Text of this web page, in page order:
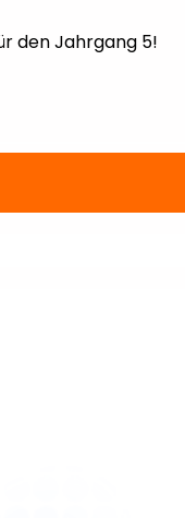
den Jahrgang 5!